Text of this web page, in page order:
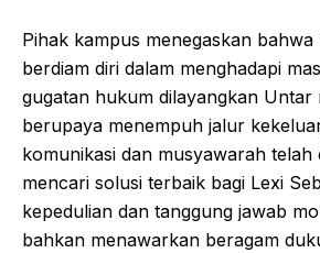
Pihak kampus menegaskan bahwa
berdiam diri dalam menghadapi
gugatan hukum dilayangkan Untar
berupaya menempuh jalur
komunikasi dan musyawarah telah
mencari solusi terbaik bagi Lexi
kepedulian dan tanggung jawab
bahkan menawarkan beragam